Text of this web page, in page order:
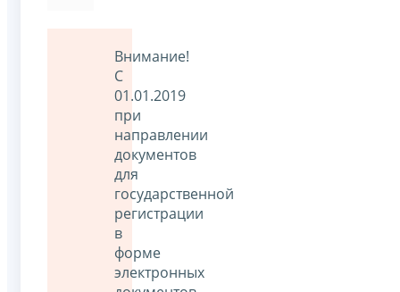
Внимание!
С
01.01.2019
при
направлении
документов
для
государственной
регистрации
в
форме
электронных